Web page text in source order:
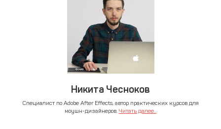
Никита Чесноков
Специалист по Adobe After Effects, автор практических курсов для
моушн-дизайнеров. Читать далее...